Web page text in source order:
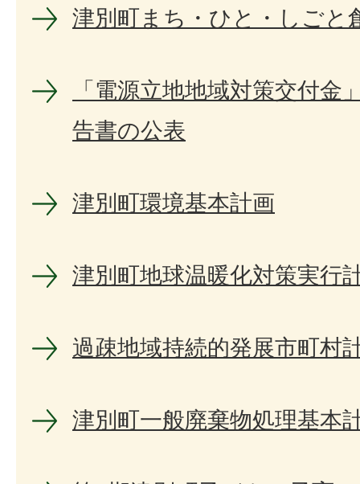
津別町まち・ひと・しごと
「電源立地地域対策交付金
告書の公表
津別町環境基本計画
津別町地球温暖化対策実行
過疎地域持続的発展市町村
津別町一般廃棄物処理基本